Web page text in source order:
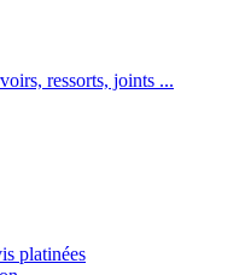
ressorts, joints ...
platinées